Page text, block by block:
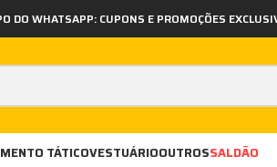
DO WHATSAPP: CUPONS E PROMOÇÕES
TÁTICOVESTUÁRIOOUTROSSALDÃO